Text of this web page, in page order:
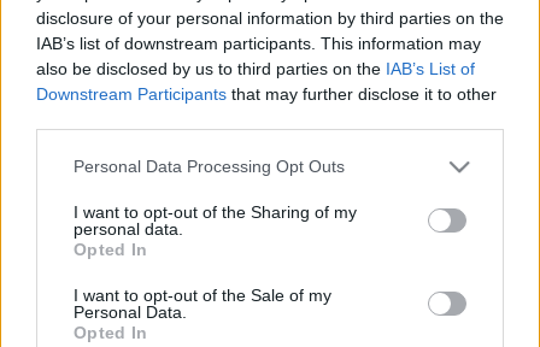
disclosure of your personal information by third parties on the
IAB’s list of downstream participants. This information may
also be disclosed by us to third parties on the IAB’s List of
Downstream Participants that may further disclose it to other
Please note that this website/app uses one or more Google
not limited to your visit or usage behaviour. You may click to
grant or deny consent to Google and its third-party tags to
use your data for below specified purposes in below Google
consent section.
Personal Data Processing Opt Outs
I want to opt-out of the Sharing of my
personal data.
Opted In
I want to opt-out of the Sale of my
Personal Data.
Opted In
Felhasználónév
Jelszó
rám
Elfelejtette jelszavát?
Elfelejtette felhasználónevét?
Regisztráció
Bejelentkezés
faiskola.hu
Kertészeti, kerti termékek és szolgáltatások térképes
szaknévsora
MI A FAISKOLA.HU?